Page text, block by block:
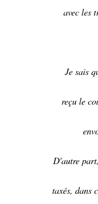
avec les
Je sais
reçu le
D'autre
taxés, dans